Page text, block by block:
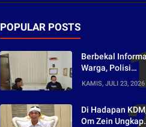
POPULAR POSTS
Berbekal
Warga, Polisi
Bongkar Jaringan
Peredaran Obat
Purwakarta
KAMIS, JULI 23, 2026
Di Hadapan
Om Zein Ungkap